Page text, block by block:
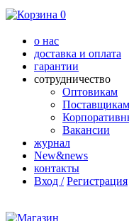
0
о нас
доставка и оплата
гарантии
сотрудничество
Оптовикам
Поставщикам
Вакансии
журнал
New&news
контакты
Вход / Регистрация